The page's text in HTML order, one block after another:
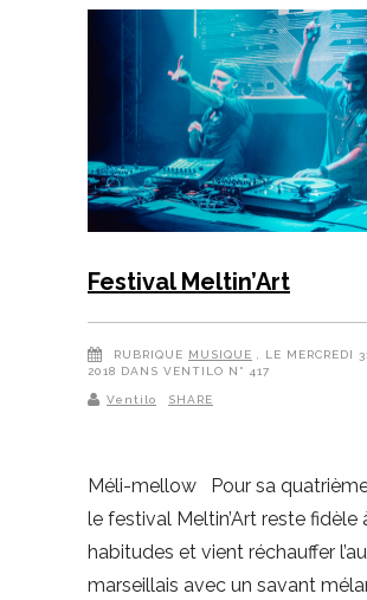
Festival Meltin’Art
RUBRIQUE MUSIQUE
, LE MERCREDI
2018 DANS VENTILO N° 417
Ventilo SHARE
Méli-mellow Pour sa
le festival Meltin’Art reste fidèle
habitudes et vient réchauffer
marseillais avec un savant